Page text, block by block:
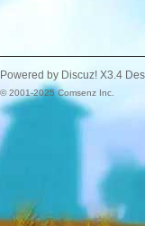
Powered by Discuz! X3.4
© 2001-2025Comsenz Inc.